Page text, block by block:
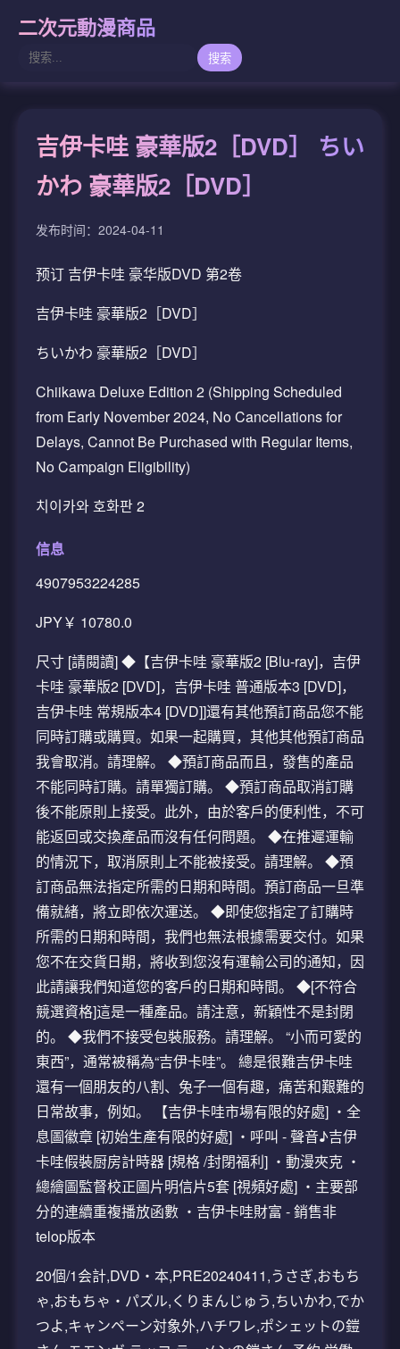
二次元動漫商品
搜索
吉伊卡哇 豪華版2［DVD］ ちい
かわ 豪華版2［DVD］
发布时间：2024-04-11
预订 吉伊卡哇 豪华版DVD 第2卷
吉伊卡哇 豪華版2［DVD］
ちいかわ 豪華版2［DVD］
Chiikawa Deluxe Edition 2 (Shipping Scheduled
from Early November 2024, No Cancellations for
Delays, Cannot Be Purchased with Regular Items,
No Campaign Eligibility)
치이카와 호화판 2
信息
4907953224285
JPY￥ 10780.0
尺寸 [請閱讀] ◆【吉伊卡哇 豪華版2 [Blu-ray]，吉伊
卡哇 豪華版2 [DVD]，吉伊卡哇 普通版本3 [DVD]，
吉伊卡哇 常規版本4 [DVD]]還有其他預訂商品您不能
同時訂購或購買。如果一起購買，其他其他預訂商品
我會取消。請理解。 ◆預訂商品而且，發售的產品
不能同時訂購。請單獨訂購。 ◆預訂商品取消訂購
後不能原則上接受。此外，由於客戶的便利性，不可
能返回或交換產品而沒有任何問題。 ◆在推遲運輸
的情況下，取消原則上不能被接受。請理解。 ◆預
訂商品無法指定所需的日期和時間。預訂商品一旦準
備就緒，將立即依次運送。 ◆即使您指定了訂購時
所需的日期和時間，我們也無法根據需要交付。如果
您不在交貨日期，將收到您沒有運輸公司的通知，因
此請讓我們知道您的客戶的日期和時間。 ◆[不符合
競選資格]這是一種產品。請注意，新穎性不是封閉
的。 ◆我們不接受包裝服務。請理解。 “小而可愛的
東西”，通常被稱為“吉伊卡哇”。 總是很難吉伊卡哇
還有一個朋友的八割、兔子一個有趣，痛苦和艱難的
日常故事，例如。 【吉伊卡哇市場有限的好處] ・全
息圖徽章 [初始生產有限的好處] ・呼叫 - 聲音♪吉伊
卡哇假裝厨房計時器 [規格 /封閉福利] ・動漫夾克 ・
總繪圖監督校正圖片明信片5套 [視頻好處] ・主要部
分的連續重複播放函數 ・吉伊卡哇財富 - 銷售非
telop版本
20個/1会計,DVD・本,PRE20240411,うさぎ,おもち
ゃ,おもちゃ・パズル,くりまんじゅう,ちいかわ,でか
つよ,キャンペーン対象外,ハチワレ,ポシェットの鎧